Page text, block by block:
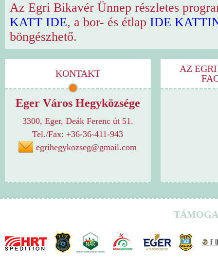
Az Egri Bikavér Ünnep részletes
KATT IDE, a bor- és étlap IDE
böngészhető.
KONTAKT
Eger Város Hegyközsége
3300, Eger, Deák Ferenc út 51.
Tel./Fax: +36-36-411-943
egrihegykozseg@gmail.com
AZ